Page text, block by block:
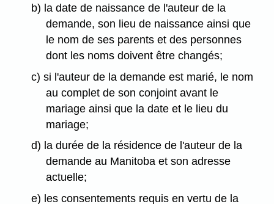
b) la date de naissance de l'auteur de la
demande, son lieu de naissance ainsi que
le nom de ses parents et des personnes
dont les noms doivent être changés;
c) si l'auteur de la demande est marié, le nom
au complet de son conjoint avant le
mariage ainsi que la date et le lieu du
mariage;
d) la durée de la résidence de l'auteur de la
demande au Manitoba et son adresse
actuelle;
e) les consentements requis en vertu de la